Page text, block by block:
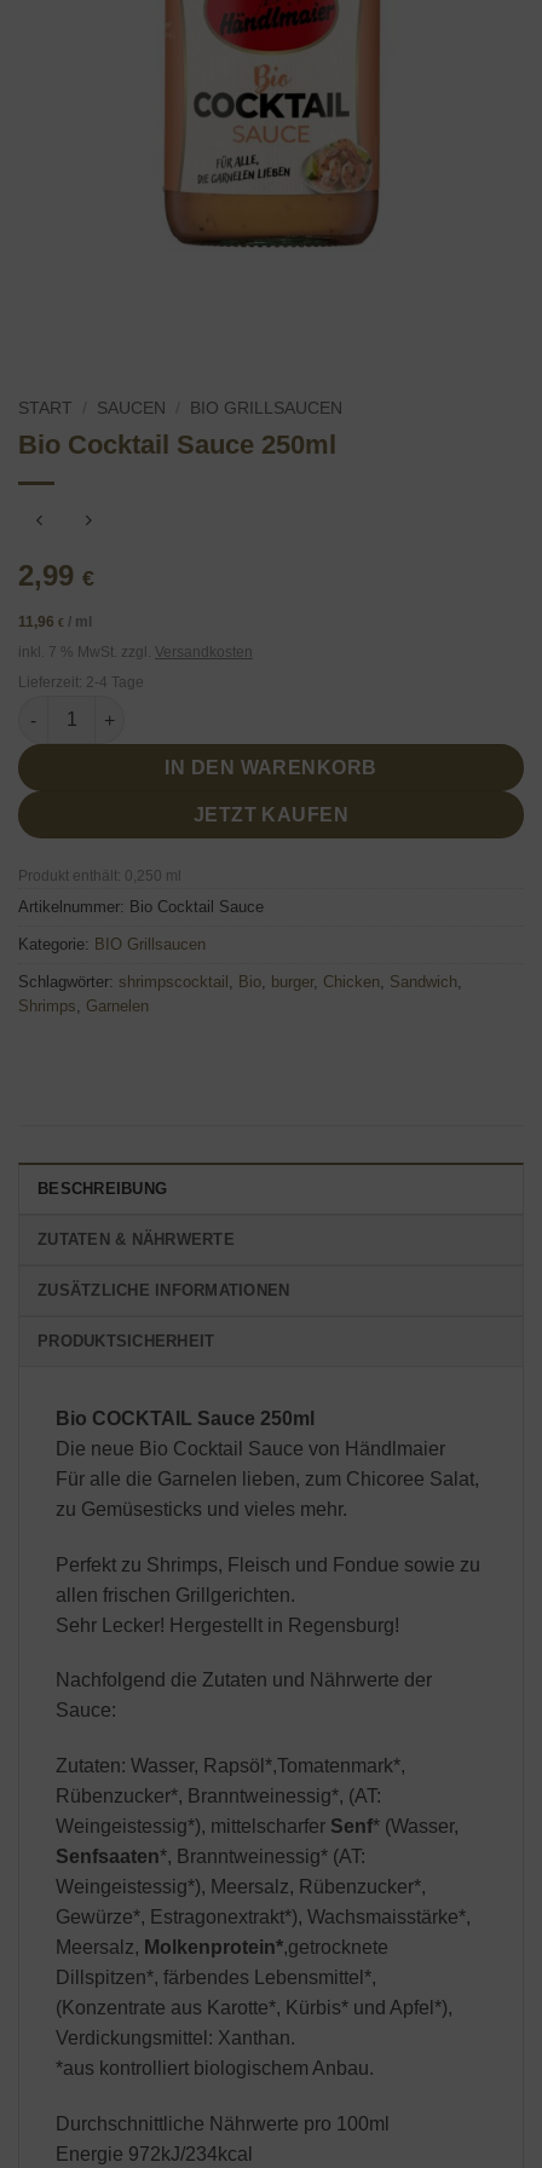
START SAUCEN BIO GRILLSAUCEN
Bio Cocktail Sauce 250ml
2,99 €
11,96 € / ml
inkl. 7 % MwSt. zzgl. Versandkosten
Lieferzeit: 2-4 Tage
Bio Cocktail Sauce 250ml Menge
IN DEN WARENKORB
JETZT KAUFEN
Produkt enthält: 0,250 ml
Artikelnummer: Bio Cocktail Sauce
Kategorie: BIO Grillsaucen
Schlagwörter: shrimpscocktail , Bio, burger, Chicken, Sandwich,
Shrimps, Garnelen
BESCHREIBUNG
ZUTATEN & NÄHRWERTE
ZUSÄTZLICHE INFORMATIONEN
PRODUKTSICHERHEIT
Bio COCKTAIL Sauce 250ml
Die neue Bio Cocktail Sauce von Händlmaier
Für alle die Garnelen lieben, zum Chicoree Salat,
zu Gemüsesticks und vieles mehr.
Perfekt zu Shrimps, Fleisch und Fondue sowie zu
allen frischen Grillgerichten.
Sehr Lecker! Hergestellt in Regensburg!
Nachfolgend die Zutaten und Nährwerte der
Sauce:
Zutaten: Wasser, Rapsöl*,Tomatenmark*,
Rübenzucker*, Branntweinessig*, (AT:
Weingeistessig*), mittelscharfer Senf* (Wasser,
Senfsaaten*, Branntweinessig* (AT:
Weingeistessig*), Meersalz, Rübenzucker*,
Gewürze*, Estragonextrakt*), Wachsmaisstärke*,
Meersalz, Molkenprotein*,getrocknete
Dillspitzen*, färbendes Lebensmittel*,
(Konzentrate aus Karotte*, Kürbis* und Apfel*),
Verdickungsmittel: Xanthan.
*aus kontrolliert biologischem Anbau.
Durchschnittliche Nährwerte pro 100ml
Energie 972kJ/234kcal